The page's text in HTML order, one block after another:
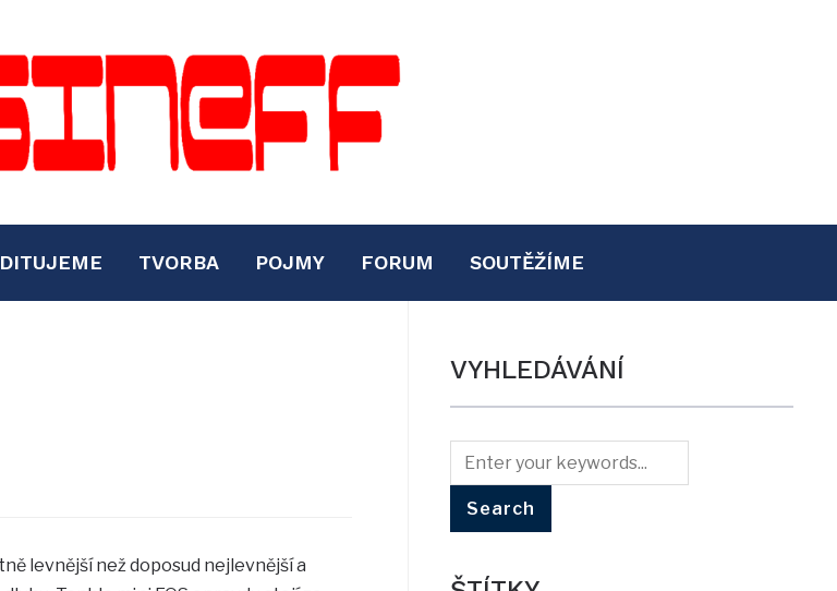
TVORBA POJMY FORUM SOUTĚŽÍME
levnější než doposud nejlevnější a
VYHLEDÁVÁNÍ